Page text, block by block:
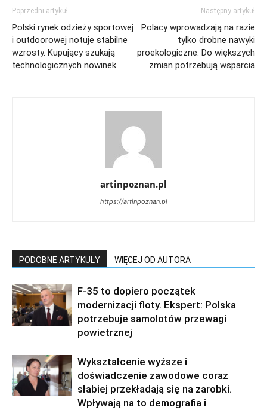
Poprzedni artykuł
Polski rynek odzieży sportowej
i outdoorowej notuje stabilne
wzrosty. Kupujący szukają
technologicznych nowinek
Następny artykuł
Polacy wprowadzają na razie
tylko drobne nawyki
proekologiczne. Do większych
zmian potrzebują wsparcia
artinpoznan.pl
https://artinpoznan.pl
PODOBNE ARTYKUŁY WIĘCEJ OD AUTORA
F-35 to dopiero początek
modernizacji floty. Ekspert: Polska
potrzebuje samolotów przewagi
powietrznej
Wykształcenie wyższe i
doświadczenie zawodowe coraz
słabiej przekładają się na zarobki.
Wpływają na to demografia i